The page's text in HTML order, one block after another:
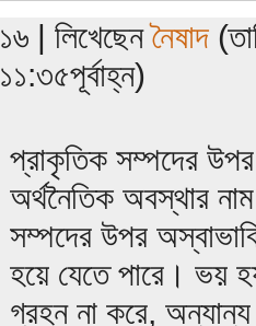
১৬ | লিখেছেননৈষাদ
১১:৩৫পূর্বাহ্ন)
প্রাকৃতিক সম্পদের উপর
অর্থনৈতিক অবস্থার
সম্পদের উপর
হয়ে যেতে পারে। ভয়
গ্রহন না করে, অন্যান্য